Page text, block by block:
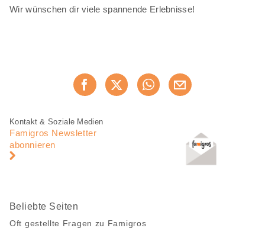
Wir wünschen dir viele spannende Erlebnisse!
Jetzt weiterempfehlen
Fusszeile
Fusszeile
Navigation
Kontakt & Soziale Medien
Famigros Newsletter
abonnieren
Beliebte Seiten
Oft gestellte Fragen zu Famigros